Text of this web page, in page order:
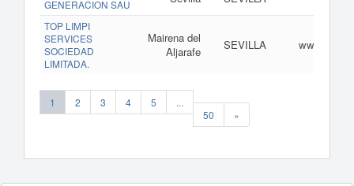
GENERACION SAU
TOP LIMPI
SERVICES
SOCIEDAD
LIMITADA.
Mairena del
Aljarafe
SEVILLA
1 2 3 4 5
...
50
»